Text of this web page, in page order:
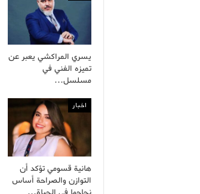
يسري المراكشي يعبر عن
تميزه الفني في
مسلسل…
اخبار
هانية قسومي تؤكد أن
التوازن والصراحة أساس